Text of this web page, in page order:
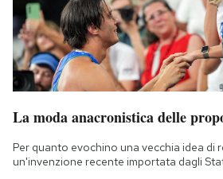
La moda anacronistica delle
Per quanto evochino una vecchia idea di
un'invenzione recente importata dagli